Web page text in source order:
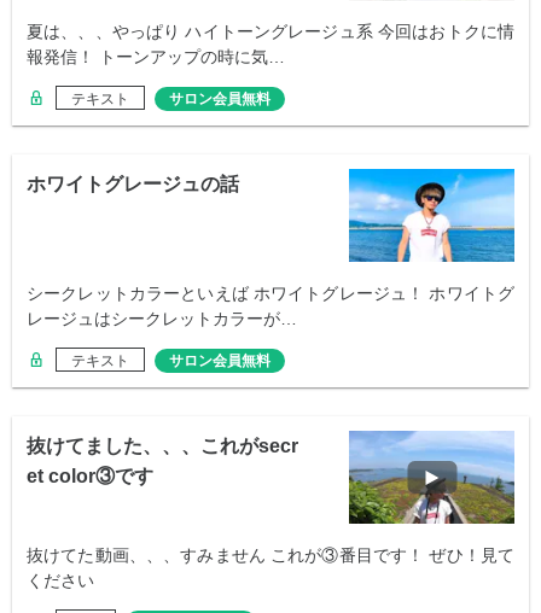
夏は、、、やっぱり ハイトーングレージュ系 今回はおトクに情
報発信！ トーンアップの時に気…
テキスト サロン会員無料
ホワイトグレージュの話
シークレットカラーといえば ホワイトグレージュ！ ホワイトグ
レージュはシークレットカラーが…
テキスト サロン会員無料
抜けてました、、、これがsecr
et color③です
抜けてた動画、、、すみません これが③番目です！ ぜひ！見て
ください